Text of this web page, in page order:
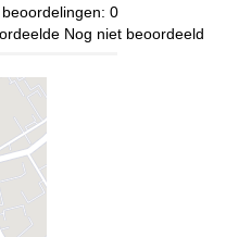
0
Nog niet beoordeeld